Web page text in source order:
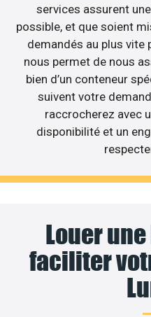
services assurent
possible, et que soient
demandés au plus vite
nous permet de nous
bien d’un conteneur
suivent votre
raccrocherez avec
disponibilité et un
Louer
faciliter